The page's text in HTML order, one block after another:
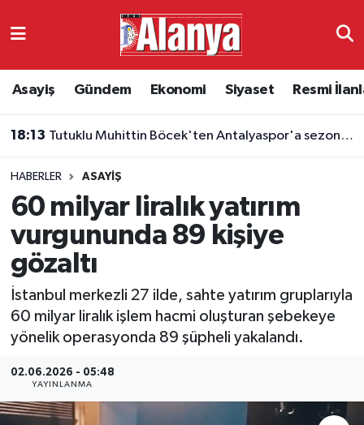
Asayiş Gündem Ekonomi Siyaset Resmi
18:13 Tutuklu Muhittin Böcek'ten Antalyaspor'a sezon mesajı
HABERLER ASAYIŞ
60 milyar liralık yatırım
vurgununda 89 kişiye
gözaltı
İstanbul merkezli 27 ilde, sahte yatırım gruplarıyla
60 milyar liralık işlem hacmi oluşturan şebekeye
yönelik operasyonda 89 şüpheli yakalandı.
02.06.2026 - 05:48
YAYINLANMA
Ekonomi
Resmi İlanlar
Alanyaspor
Turizm
Antalya Namaz Vakitleri
Antalya Trafik Yoğunluk Haritası
Süper Lig Puan Durumu ve Fikstür
Tüm Manşetler
Son Dakika Haberleri